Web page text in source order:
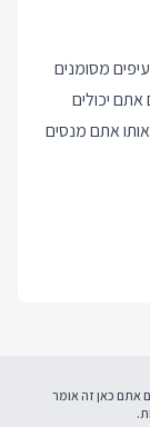
סעיפים מסומנים
יכולים
אתם מנסים
ומלמדים תכנות ברשת משנת 2014. אם אתם כאן זה אומר
.